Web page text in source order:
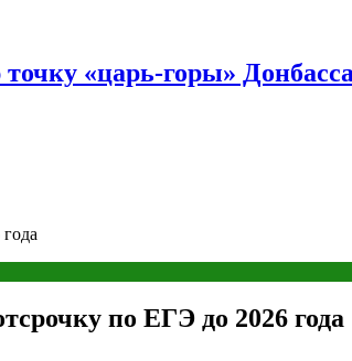
«царь-горы»
по ЕГЭ до 2026 года